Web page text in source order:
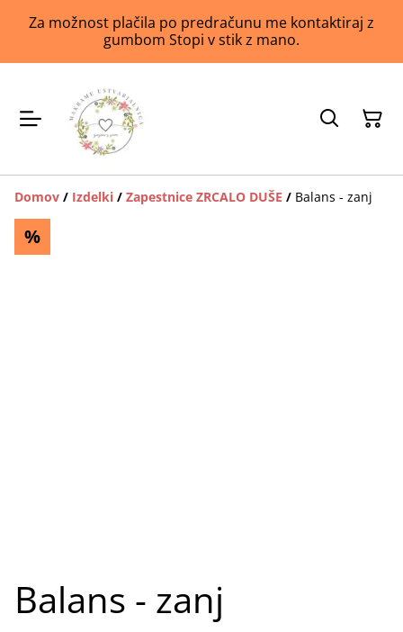
Za možnost plačila po predračunu me kontaktiraj z
gumbom Stopi v stik z mano.
Domov / Izdelki / Zapestnice ZRCALO DUŠE / Balans - zanj
%
Balans - zanj